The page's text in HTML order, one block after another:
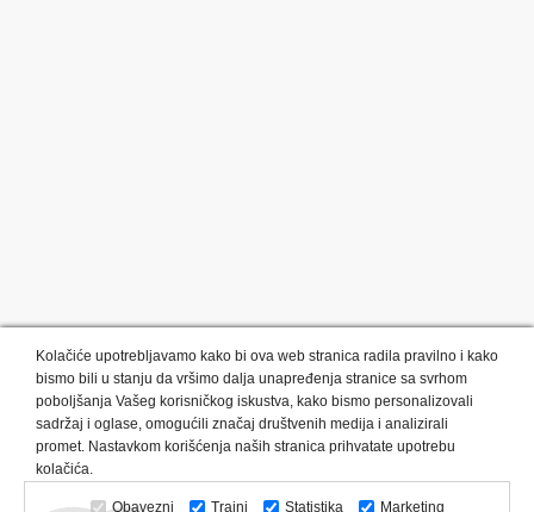
Kategorije proizvoda: Olovke i markeri
Privesci i trakice
Upaljači
USB Tehnologija Tekstil
Kačketi i kape
Kolačiće upotrebljavamo kako bi ova web stranica radila pravilno i kako
bismo bili u stanju da vršimo dalja unapređenja stranice sa svrhom
poboljšanja Vašeg korisničkog iskustva, kako bismo personalizovali
sadržaj i oglase, omogućili značaj društvenih medija i analizirali
promet. Nastavkom korišćenja naših stranica prihvatate upotrebu
kolačića.
Obavezni Trajni Statistika Marketing